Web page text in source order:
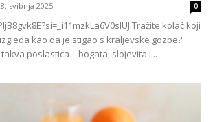
svibnja 2025. 0
Tražite kolač koji
kao da je stigao s kraljevske gozbe?
poslastica – bogata, slojevita i...